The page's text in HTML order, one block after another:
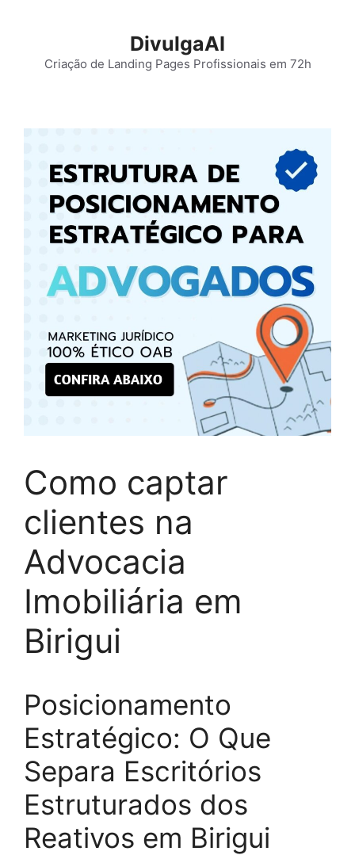
conteúdo
DivulgaAI
Criação de Landing Pages Profissionais em 72h
Como captar
clientes na
Advocacia
Imobiliária em
Birigui
Posicionamento
Estratégico: O Que
Separa Escritórios
Estruturados dos
Reativos em Birigui